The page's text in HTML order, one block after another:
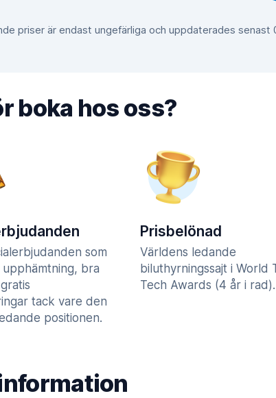
priser är endast ungefärliga och uppdaterades
boka hos oss?
som
bra
tack vare den
positionen.
Prisbelönad
Världens ledande
biluthyrningssajt i World
Tech Awards (4 år i rad).